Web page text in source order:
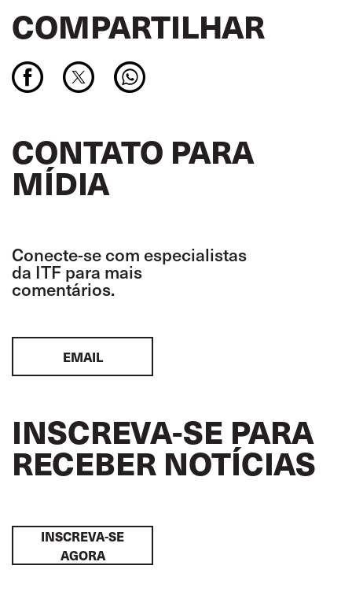
COMPARTILHAR
CONTATO PARA
MÍDIA
Conecte-se com especialistas
da ITF para mais
comentários.
EMAIL
INSCREVA-SE PARA
RECEBER NOTÍCIAS
INSCREVA-SE
AGORA